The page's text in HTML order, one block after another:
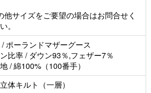
他サイズをご要望の場合はお問合せく
。
ポーランドマザーグース
比率 / ダウン93％,フェザー7％
/ 綿100%（100番手）
体キルト（一層）